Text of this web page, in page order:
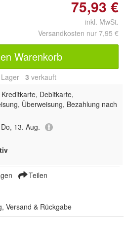
75,93 €
inkl. MwSt.
Versandkosten nur 7,95 €
Warenkorb
3 verkauft
Debitkarte,
Überweisung, Bezahlung nach
13. Aug.
Teilen
Versand & Rückgabe